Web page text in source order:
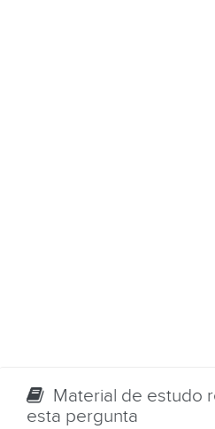
Material de estudo
esta pergunta